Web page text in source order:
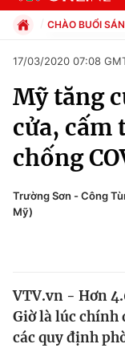
Chuyên mục
Chính trị
Thế giới
CHÀO BUỔI
Xã hội
Pháp luật
Kinh tế
Thể thao
Truyền hình
Văn hóa -
Y tế
17/03/2020 07:08
Mỹ tăng
cửa, cấm
chống
Trường Sơn - Công
Mỹ)
VTV.vn - Hơn
Giờ là lúc chính
các quy định